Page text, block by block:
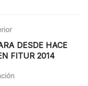
DESDE HACE
FITUR 2014